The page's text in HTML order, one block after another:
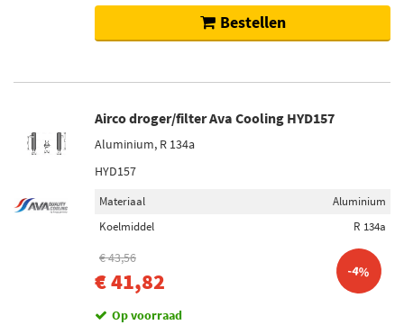
Bestellen
Airco droger/filter Ava Cooling HYD157
Aluminium, R 134a
HYD157
Materiaal
Aluminium
Koelmiddel
R 134a
€ 43,56
€ 41,82 -4%
Op voorraad